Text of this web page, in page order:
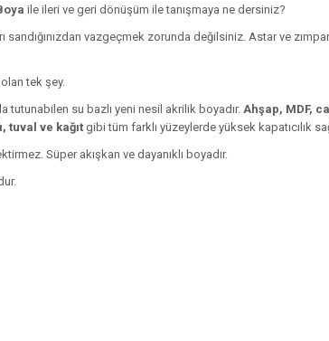
ile ileri ve geri dönüşüm ile tanışmaya ne dersiniz?
sandığınızdan vazgeçmek zorunda değilsiniz. Astar ve
tek şey.
su bazlı yeni nesil akrilik boyadır. Ahşap, MDF,
tuval ve kağıt gibi tüm farklı yüzeylerde yüksek kapatıcılık
Süper akışkan ve dayanıklı boyadır.